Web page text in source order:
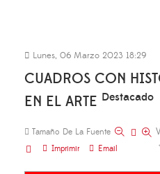
Lunes, 06 Marzo 2023 18:29
CUADROS CON
EN EL ARTE Destacado
Tamaño De La Fuente
Imprimir
Email